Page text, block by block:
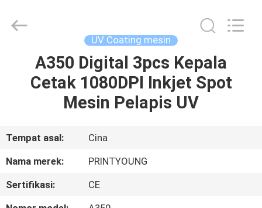
RUMAH
VIDEO
KAMI
Industry
Co.,Ltd.
UV Coating mesin
A350 Digital 3pcs Kepala
Cetak 1080DPI Inkjet Spot
Mesin Pelapis UV
Tempat asal:
Cina
Nama merek:
PRINTYOUNG
Sertifikasi:
CE